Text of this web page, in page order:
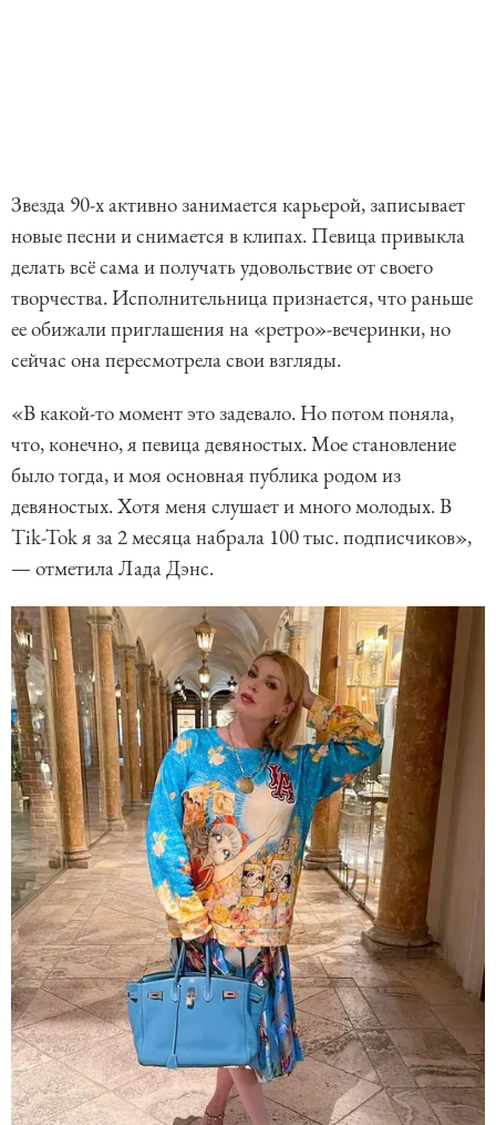
Звезда 90-х активно занимается карьерой, записывает
новые песни и снимается в клипах. Певица привыкла
делать всё сама и получать удовольствие от своего
творчества. Исполнительница признается, что раньше
ее обижали приглашения на «ретро»-вечеринки, но
сейчас она пересмотрела свои взгляды.
«В какой-то момент это задевало. Но потом поняла,
что, конечно, я певица девяностых. Мое становление
было тогда, и моя основная публика родом из
девяностых. Хотя меня слушает и много молодых. В
Tik-Tok я за 2 месяца набрала 100 тыс. подписчиков»,
— отметила Лада Дэнс.